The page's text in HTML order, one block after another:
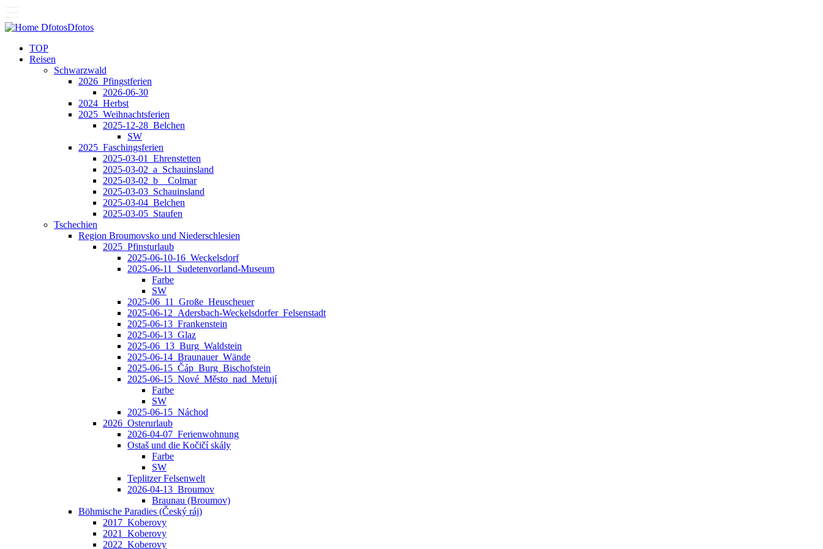
DfotosDfotos
TOP
Reisen
Schwarzwald
2026_Pfingstferien
2026-06-30
2024_Herbst
2025_Weihnachtsferien
2025-12-28_Belchen
SW
2025_Faschingsferien
2025-03-01_Ehrenstetten
2025-03-02_a_Schauinsland
2025-03-02_b__Colmar
2025-03-03_Schauinsland
2025-03-04_Belchen
2025-03-05_Staufen
Tschechien
Region Broumovsko und Niederschlesien
2025_Pfinsturlaub
2025-06-10-16_Weckelsdorf
2025-06-11_Sudetenvorland-Museum
Farbe
SW
2025-06_11_Große_Heuscheuer
2025-06-12_Adersbach‑Weckelsdorfer_Felsenstadt
2025-06-13_Frankenstein
2025-06-13_Glaz
2025-06_13_Burg_Waldstein
2025-06-14_Braunauer_Wände
2025-06-15_Čáp_Burg_Bischofstein
2025-06-15_Nové_Město_nad_Metují
Farbe
SW
2025-06-15_Náchod
2026_Osterurlaub
2026-04-07_Ferienwohnung
Ostaš und die Kočičí skály
Farbe
SW
Teplitzer Felsenwelt
2026-04-13_Broumov
Braunau (Broumov)
Böhmische Paradies (Český ráj)
2017_Koberovy
2021_Koberovy
2022_Koberovy